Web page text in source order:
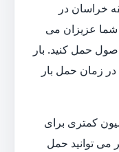
خراسان در
شما عزیزان می
اصول حمل کنید. بار
زمان حمل بار
کمتری برای
می توانید حمل